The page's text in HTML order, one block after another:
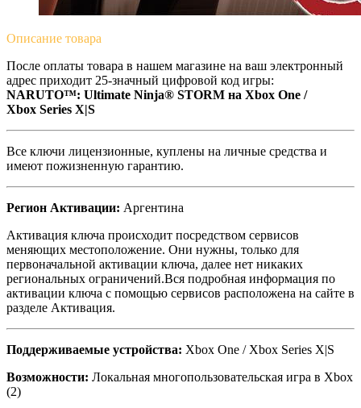
Описание товара
После оплаты товара в нашем магазине на ваш электронный
адрес приходит 25-значный цифровой код игры:
NARUTO™: Ultimate Ninja® STORM на Xbox One /
Xbox Series X|S
Все ключи лицензионные, куплены на личные средства и
имеют пожизненную гарантию.
Регион Активации: Аргентина
Активация ключа происходит посредством сервисов
меняющих местоположение. Они нужны, только для
первоначальной активации ключа, далее нет никаких
региональных ограничений.Вся подробная информация по
активации ключа с помощью сервисов расположена на сайте в
разделе Активация.
Поддерживаемые устройства: Xbox One / Xbox Series X|S
Возможности: Локальная многопользовательская игра в Xbox
(2)